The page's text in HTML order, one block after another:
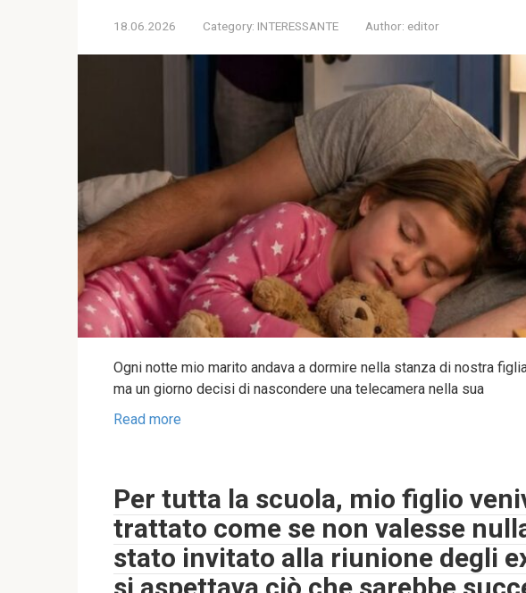
18.06.2026 Category: INTERESSANTE Author: editor
Ogni notte mio marito andava a dormire nella stanza di nostra
ma un giorno decisi di nascondere una telecamera nella sua
Read more
Per tutta la scuola, mio figlio
trattato come se non valesse
stato invitato alla riunione degli